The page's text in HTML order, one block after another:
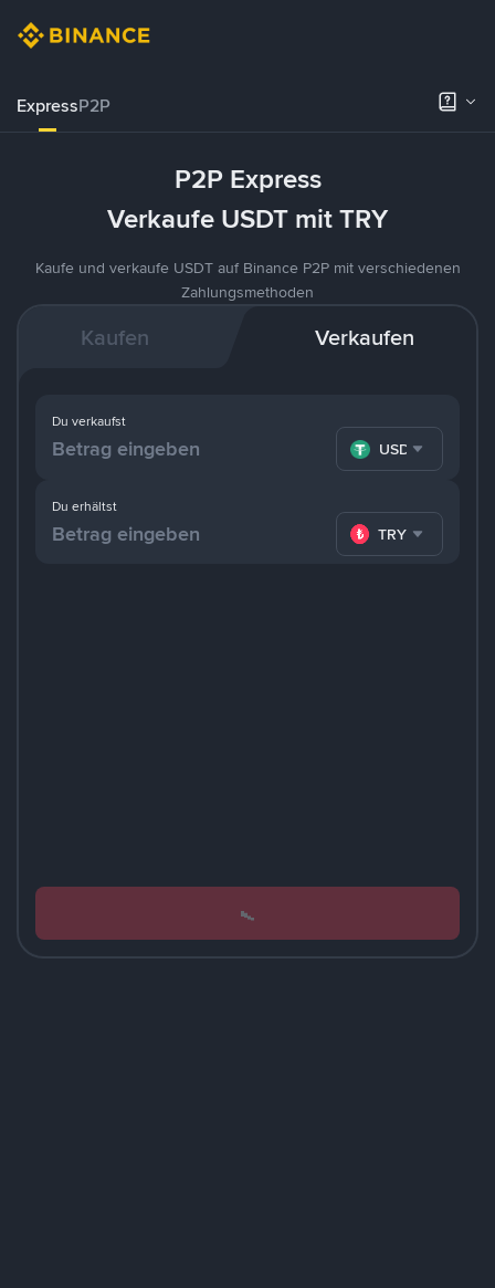
ExpressP2P
P2P Express
Verkaufe USDT mit TRY
Kaufe und verkaufe USDT auf Binance P2P mit verschiedenen
Zahlungsmethoden
Kaufen Verkaufen
Du erhältst
TRY
Du verkaufst
USDT